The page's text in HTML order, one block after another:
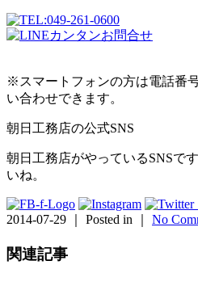
※スマートフォンの方は電話番
い合わせできます。
朝日工務店の公式SNS
朝日工務店がやっているSNSで
いね。
2014-07-29 ｜ Posted in ｜ No
関連記事